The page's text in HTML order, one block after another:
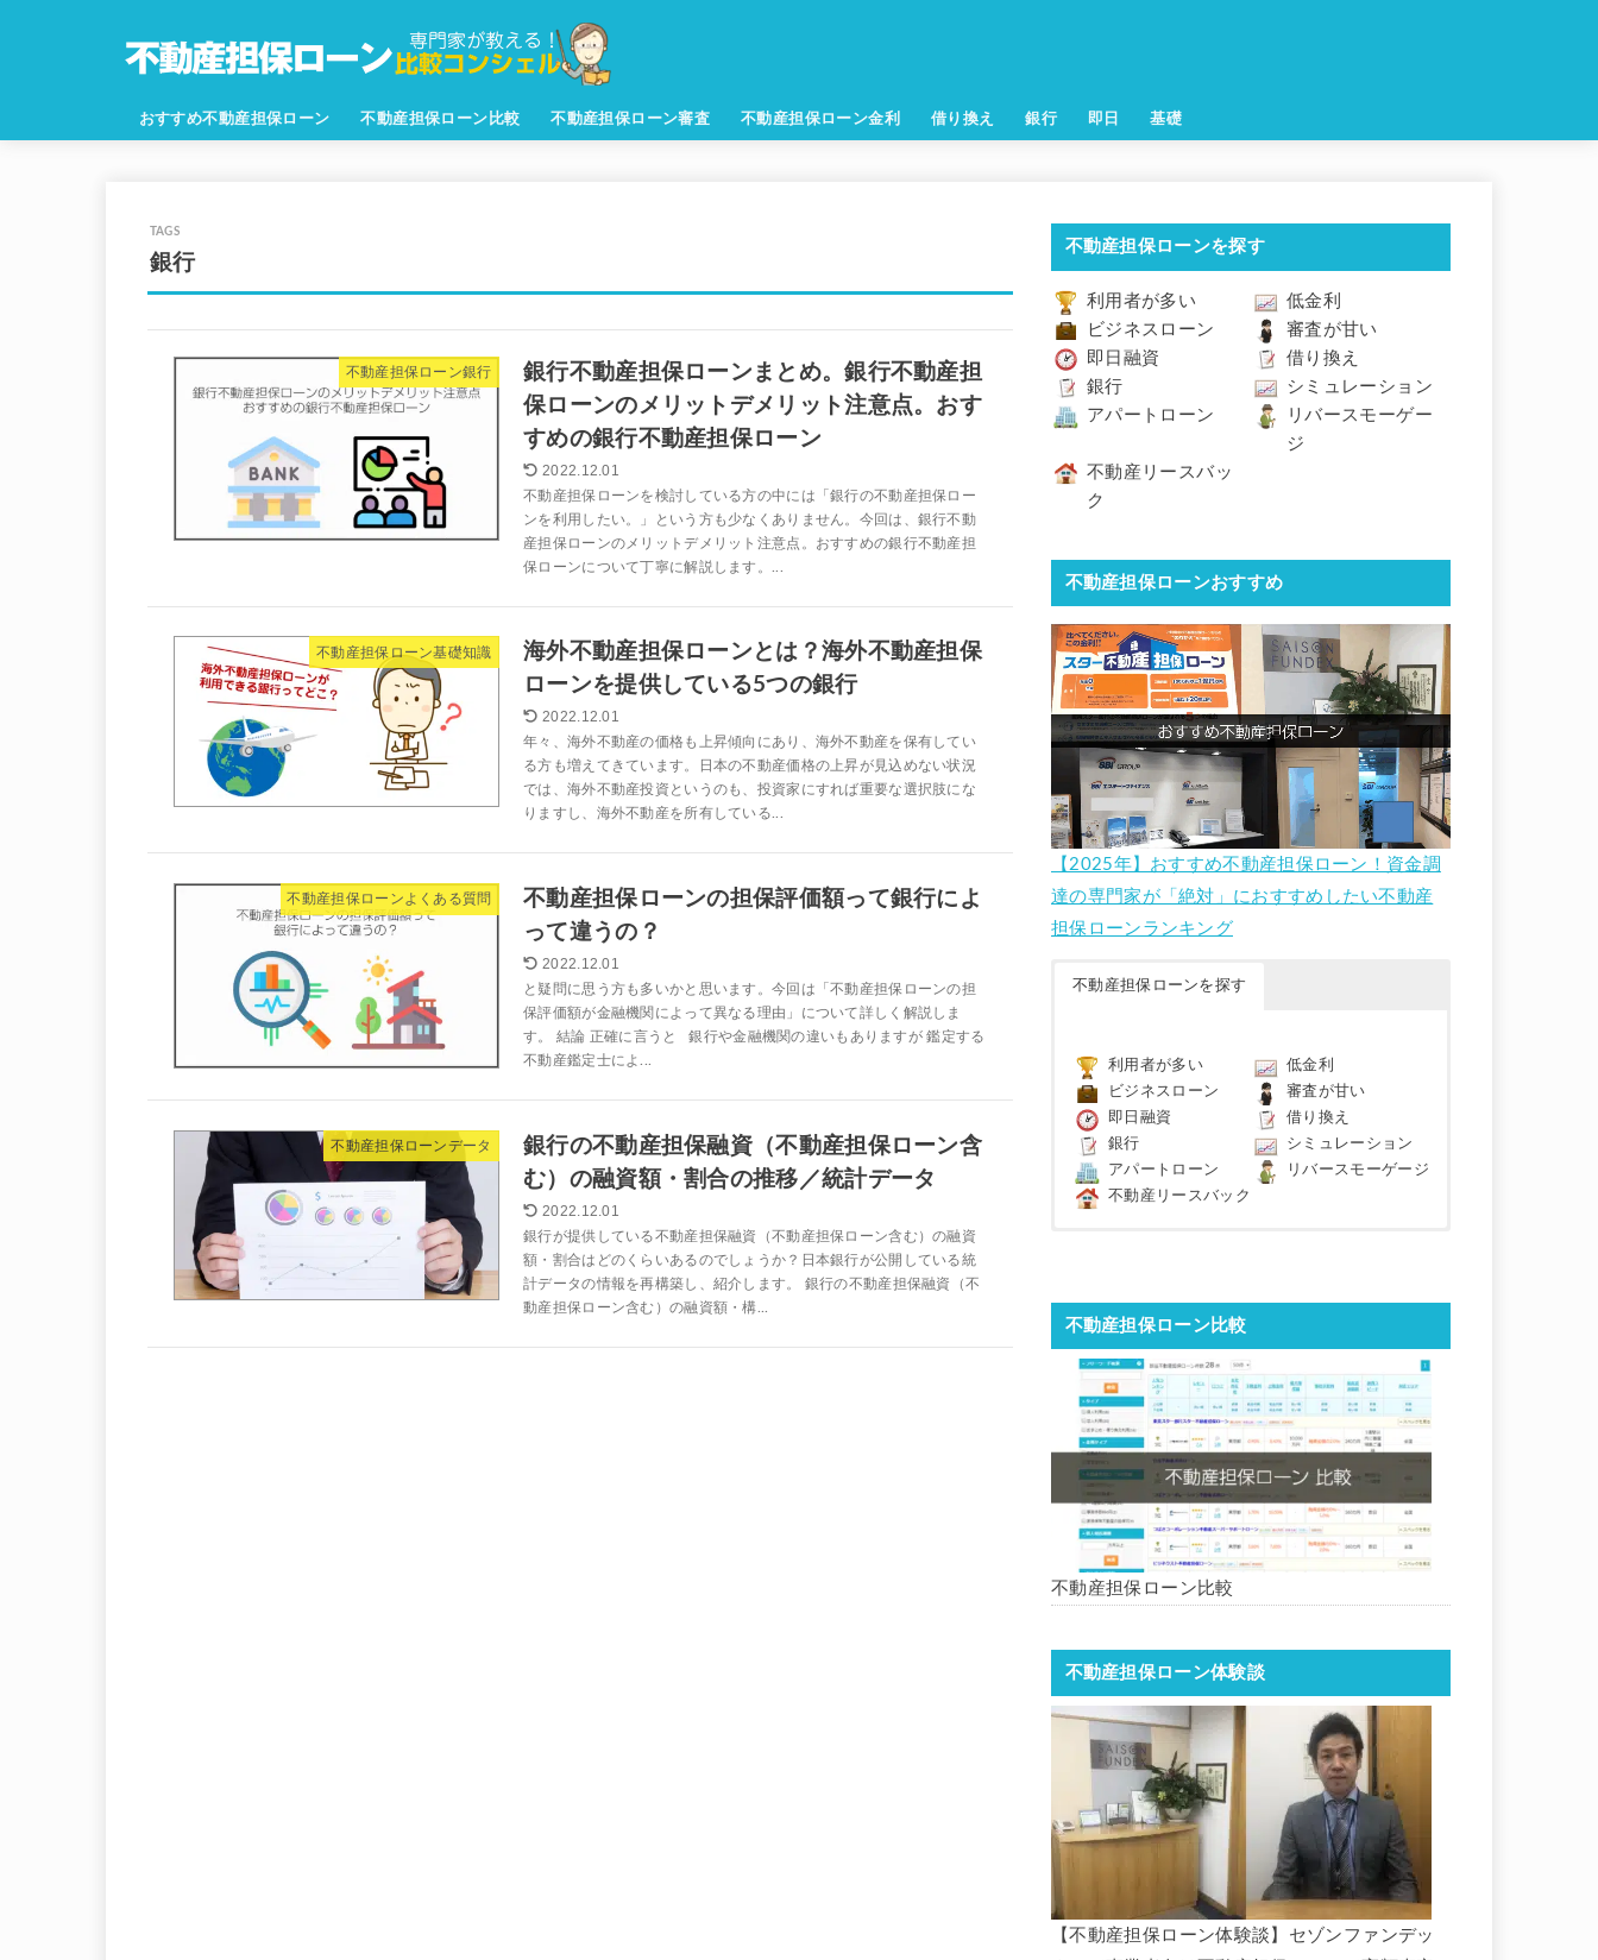
おすすめ不動産担保ローン 不動産担保ローン比較 不動産担保ローン審査 不動産担保ローン金利 借り換え 銀行 即日 基礎
銀行
不動産担保ローン銀行
銀行不動産担保ローンまとめ。銀行不動産担
保ローンのメリットデメリット注意点。おす
すめの銀行不動産担保ローン
2022.12.01
不動産担保ローンを検討している方の中には「銀行の不動産担保ロー
ンを利用したい。」という方も少なくありません。今回は、銀行不動
産担保ローンのメリットデメリット注意点。おすすめの銀行不動産担
保ローンについて丁寧に解説します。...
不動産担保ローン基礎知識
海外不動産担保ローンとは？海外不動産担保
ローンを提供している5つの銀行
2022.12.01
年々、海外不動産の価格も上昇傾向にあり、海外不動産を保有してい
る方も増えてきています。日本の不動産価格の上昇が見込めない状況
では、海外不動産投資というのも、投資家にすれば重要な選択肢にな
りますし、海外不動産を所有している...
不動産担保ローンよくある質問
不動産担保ローンの担保評価額って銀行によ
って違うの？
2022.12.01
と疑問に思う方も多いかと思います。今回は「不動産担保ローンの担
保評価額が金融機関によって異なる理由」について詳しく解説しま
す。 結論 正確に言うと 銀行や金融機関の違いもありますが 鑑定する
不動産鑑定士によ...
不動産担保ローンデータ
銀行の不動産担保融資（不動産担保ローン含
む）の融資額・割合の推移／統計データ
2022.12.01
銀行が提供している不動産担保融資（不動産担保ローン含む）の融資
額・割合はどのくらいあるのでしょうか？日本銀行が公開している統
計データの情報を再構築し、紹介します。 銀行の不動産担保融資（不
動産担保ローン含む）の融資額・構...
不動産担保ローンを探す
利用者が多い
低金利
ビジネスローン
審査が甘い
即日融資
借り換え
銀行
シミュレーション
アパートローン
リバースモーゲー
ジ
不動産リースバッ
ク
不動産担保ローンおすすめ
【2025年】おすすめ不動産担保ローン！資金調
達の専門家が「絶対」におすすめしたい不動産
担保ローンランキング
不動産担保ローンを探す
利用者が多い
低金利
ビジネスローン
審査が甘い
即日融資
借り換え
銀行
シミュレーション
アパートローン
リバースモーゲージ
不動産リースバック
不動産担保ローン比較
不動産担保ローン比較
不動産担保ローン体験談
【不動産担保ローン体験談】セゾンファンデッ